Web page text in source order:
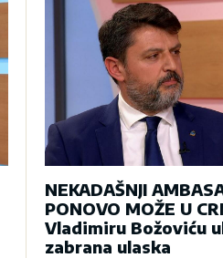
NEKADAŠNJI
PONOVO MOŽE U
Vladimiru Božoviću
zabrana ulaska